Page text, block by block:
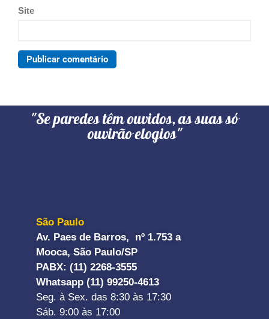
Site
"Se paredes têm ouvidos, as suas só
ouvirão elogios"
São Paulo
Av. Paes de Barros, nº 1.753 a
Mooca, São Paulo/SP
PABX: (11) 2268-3555
Whatsapp (11) 99250-4613
Seg. à Sex. das 8:30 às 17:30
Sáb. 9:00 às 17:00